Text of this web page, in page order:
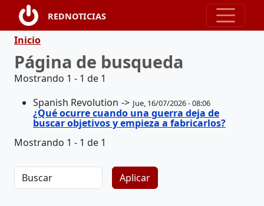
Pasar al contenido principal
REDNOTICIAS
Ruta de navegación
Inicio
Página de busqueda
Mostrando 1 - 1 de 1
Spanish Revolution
Jue, 16/07/2026 - 08:06
¿Qué ocurre cuando una guerra deja de
buscar objetivos y empieza a fabricarlos?
Mostrando 1 - 1 de 1